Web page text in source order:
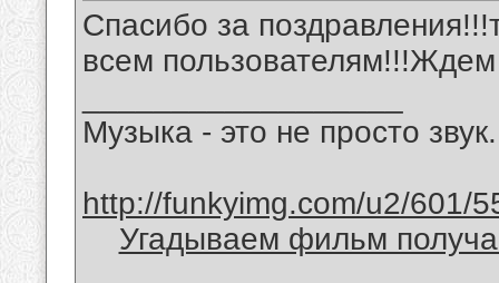
Спасибо за
всем
Музыка - это не просто
http://funkyimg.com/u2/601/
Угадываем фильм